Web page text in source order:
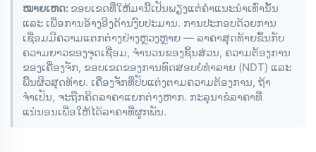
ໝາຍເຫດ: ຂອບເຂດທີ່ໃຫ້ມານີ້ເປັນພຽງແຕ່ຄໍາແນະນໍາເທົ່ານັ້ນ
ແລະ ເພື່ອການອ້າງອີງດ້ານງົບປະມານ. ການປະກອບດ້ວຍການ
ເຊື່ອມມີຄວາມແຕກຕ່າງຢ່າງຫຼວງຫຼາຍ — ລາຄາສຸດທ້າຍຂຶ້ນກັບ
ຄວາມຍາວຂອງຈຸດເຊື່ອມ, ຈຳນວນຂອງຊິ້ນສ່ວນ, ຄວາມຕ້ອງການ
ຂອງເຄື່ອງຈັກ, ຂອບເຂດຂອງການທົດສອບບໍ່ທຳລາຍ (NDT) ແລະ
ພື້ນຜິວສຸດທ້າຍ. ເຄື່ອງຈັກທີ່ປັບແຕ່ງຕາມຄວາມຕ້ອງການ, ຖ້າ
ຈຳເປັນ, ຈະຖືກຄິດລາຄາແຍກຕ່າງຫາກ. ກະລຸນາຂໍລາຄາທີ່
ແນ່ນອນເພື່ອໃຫ້ໄດ້ລາຄາທີ່ຜູກພັນ.